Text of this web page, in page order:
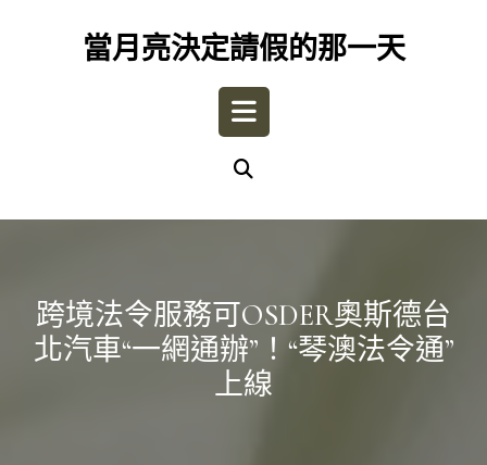
當月亮決定請假的那一天
Open
跨境法令服務可OSDER奧斯德台
北汽車“一網通辦”！“琴澳法令通”
上線